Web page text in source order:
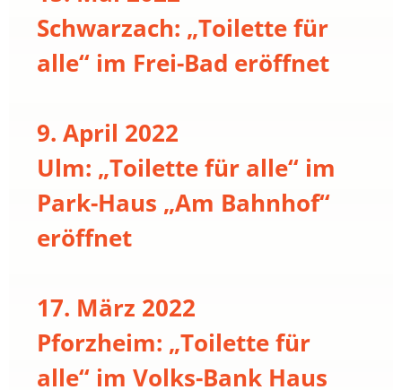
Schwarzach: „Toilette für
alle“ im Frei-Bad eröffnet
9. April 2022
Ulm: „Toilette für alle“ im
Park-Haus „Am Bahnhof“
eröffnet
17. März 2022
Pforzheim: „Toilette für
alle“ im Volks-Bank Haus